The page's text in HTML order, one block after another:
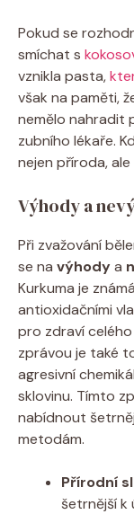
Pokud se
smíchat s
vznikla pasta,
však na paměti,
nemělo nahradit
zubního lékaře.
nejen příroda,
Výhody a
Při zvažování
se na výhodya
Kurkuma je
antioxidačními
pro zdraví
zprávou je také
agresivní
sklovinu. Tímto
nabídnout
metodám.
Přírodní
šetrnější k